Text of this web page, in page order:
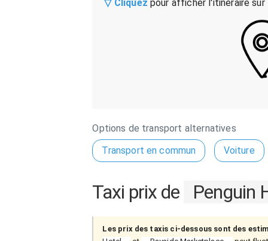
▽ Cliquez pour afficher l'itinéraire
Options de transport alternatives
Transport en commun
Voiture
Taxi prix de Penguin
Les prix des taxis ci-dessous sont des